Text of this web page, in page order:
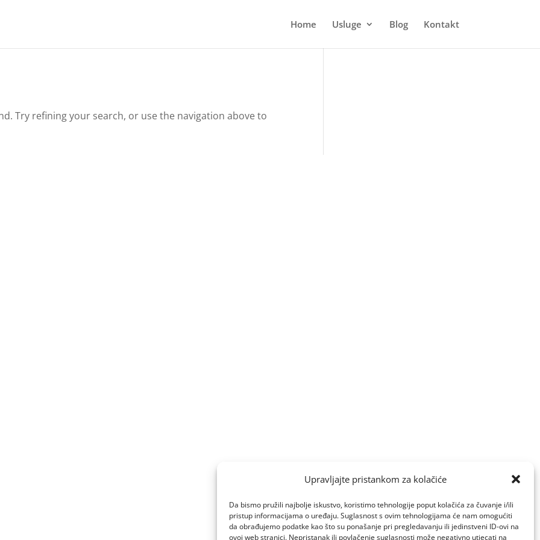
Upravljajte pristankom za kolačiće
Da bismo pružili najbolje iskustvo, koristimo tehnologije poput kolačića za čuvanje i/ili
pristup informacijama o uređaju. Suglasnost s ovim tehnologijama će nam omogućiti
da obrađujemo podatke kao što su ponašanje pri pregledavanju ili jedinstveni ID-ovi na
ovoj web stranici. Nepristanak ili povlačenje suglasnosti može negativno utjecati na
Home Usluge Blog Kontakt
Try refining your search, or use the navigation above to